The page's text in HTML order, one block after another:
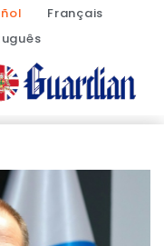
Français